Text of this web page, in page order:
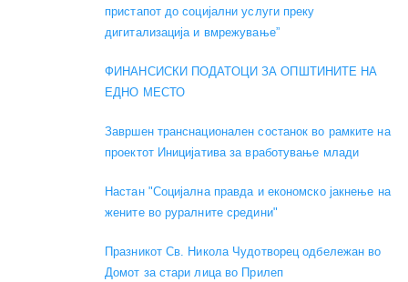
пристапот до социјални услуги преку
дигитализација и вмрежување”
ФИНАНСИСКИ ПОДАТОЦИ ЗА ОПШТИНИТЕ НА
ЕДНО МЕСТО
Завршен транснационален состанок во рамките на
проектот Иницијатива за вработување млади
Настан "Социјална правда и економско јакнење на
жените во руралните средини"
Празникот Св. Никола Чудотворец одбележан во
Домот за стари лица во Прилеп